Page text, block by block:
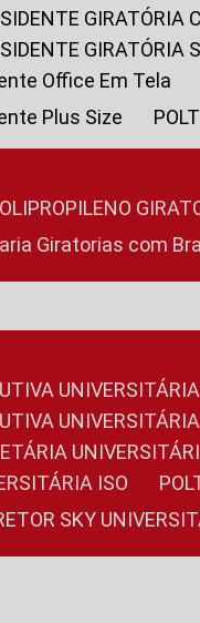
GIRATÓRIA
Office Em Tela
Plus Size
Giratorias com
UNIVERSITÁRIA
ISO
SKY